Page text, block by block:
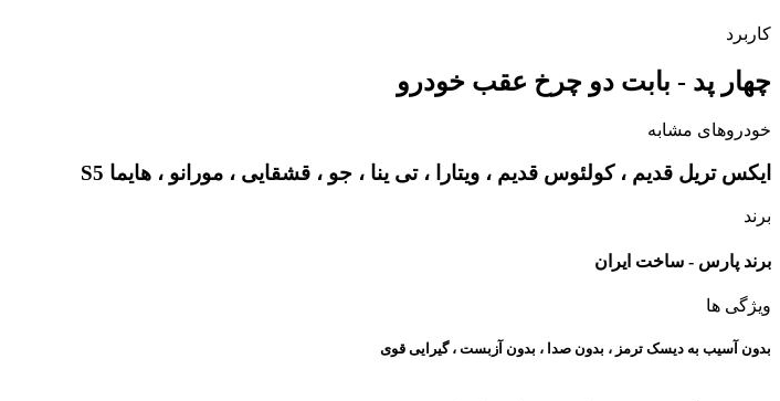
کاربرد
چهار پد - بابت دو چرخ عقب خودرو
خودروهای مشابه
ایکس تریل قدیم ، کولئوس قدیم ، ویتارا ، تی ینا ، جو ، قشقایی ، مورانو ، هایما S5
برند
برند پارس - ساخت ایران
ویژگی ها
بدون آسیب به دیسک ترمز ، بدون صدا ، بدون آزبست ، گیرایی قوی​